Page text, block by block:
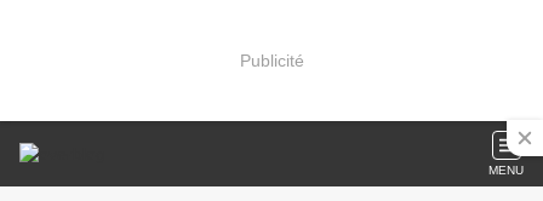
Publicité
MENU